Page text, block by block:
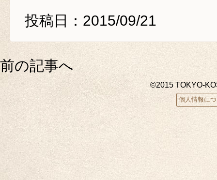
投稿日：2015/09/21
前の記事へ
©2015 TOKYO-
個人情報に